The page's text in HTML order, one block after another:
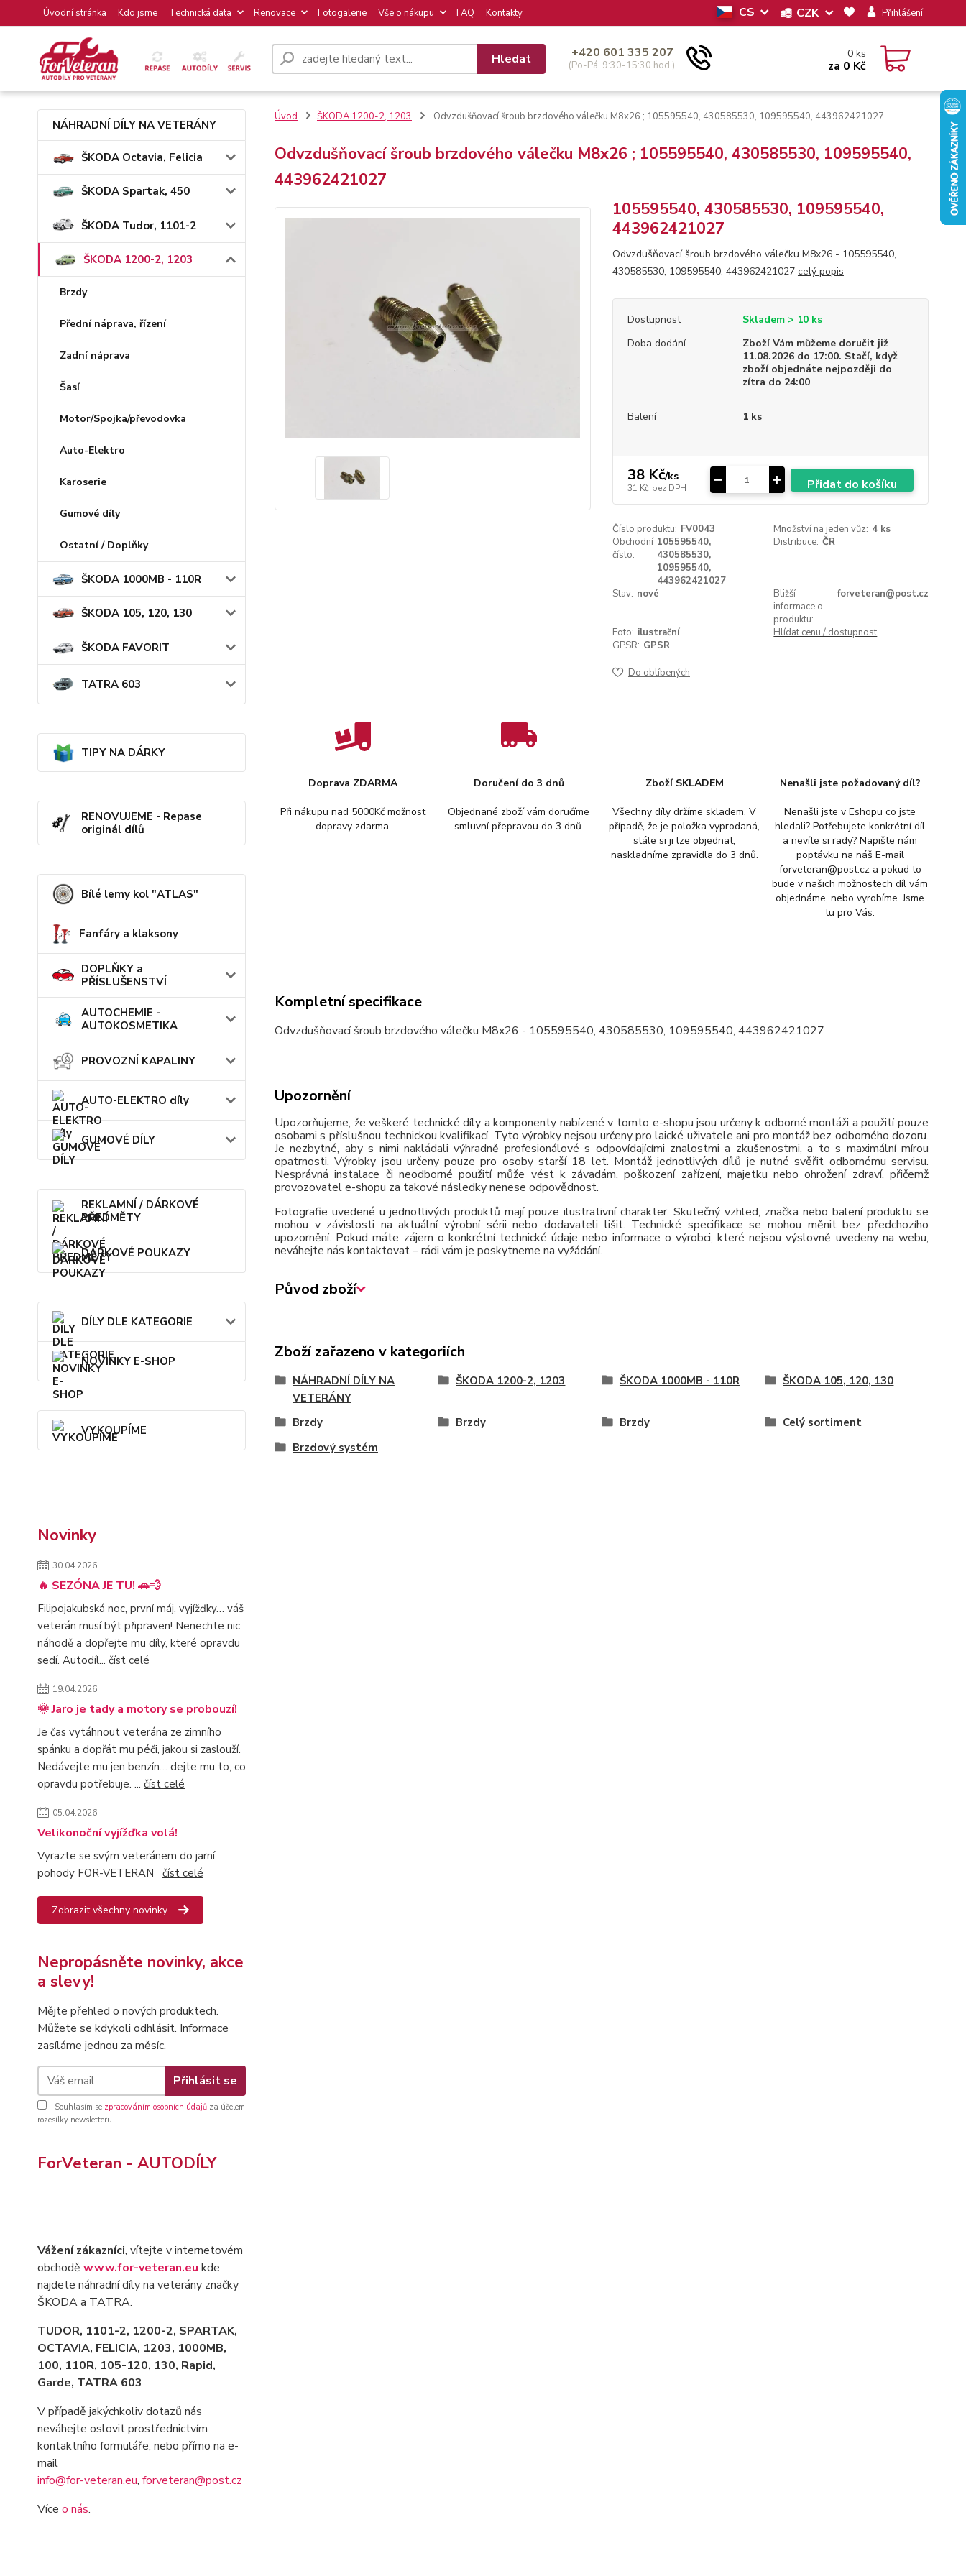
Úvodní stránka Kdo jsme Technická data Renovace Fotogalerie Vše o nákupu FAQ Kontakty CS CZK Přihlášení
Hledat +420 601 335 207
(Po-Pá, 9:30-15:30 hod.)
0 ks
za 0 Kč
NÁHRADNÍ DÍLY NA VETERÁNY
ŠKODA Octavia, Felicia
ŠKODA Spartak, 450
ŠKODA Tudor, 1101-2
ŠKODA 1200-2, 1203
Brzdy
Přední náprava, řízení
Zadní náprava
Šasí
Motor/Spojka/převodovka
Auto-Elektro
Karoserie
Gumové díly
Ostatní / Doplňky
ŠKODA 1000MB - 110R
ŠKODA 105, 120, 130
ŠKODA FAVORIT
TATRA 603
TIPY NA DÁRKY
RENOVUJEME - Repase
originál dílů
Bílé lemy kol "ATLAS"
Fanfáry a klaksony
DOPLŇKY a
PŘÍSLUŠENSTVÍ
AUTOCHEMIE -
AUTOKOSMETIKA
PROVOZNÍ KAPALINY
AUTO-ELEKTRO díly
GUMOVÉ DÍLY
REKLAMNÍ / DÁRKOVÉ
PŘEDMĚTY
DÁRKOVÉ POUKAZY
DÍLY DLE KATEGORIE
NOVINKY E-SHOP
VYKOUPÍME
Novinky
30.04.2026
🔥 SEZÓNA JE TU! 🚗💨
Filipojakubská noc, první máj, vyjížďky… váš
veterán musí být připraven! Nenechte nic
náhodě a dopřejte mu díly, které opravdu
sedí. Autodíl... číst celé
19.04.2026
🌞 Jaro je tady a motory se probouzí!
Je čas vytáhnout veterána ze zimního
spánku a dopřát mu péči, jakou si zaslouží.
Nedávejte mu jen benzín… dejte mu to, co
opravdu potřebuje. ... číst celé
05.04.2026
Velikonoční vyjížďka volá!
Vyrazte se svým veteránem do jarní
pohody FOR-VETERAN číst celé
Zobrazit všechny novinky
Nepropásněte novinky, akce
a slevy!
Mějte přehled o nových produktech.
Můžete se kdykoli odhlásit. Informace
zasíláme jednou za měsíc.
Přihlásit se
Souhlasím se zpracováním osobních údajů za účelem
rozesílky newsletteru.
ForVeteran - AUTODÍLY
Vážení zákazníci, vítejte v internetovém
obchodě www.for-veteran.eu kde
najdete náhradní díly na veterány značky
ŠKODA a TATRA.
TUDOR, 1101-2, 1200-2, SPARTAK,
OCTAVIA, FELICIA, 1203, 1000MB,
100, 110R, 105-120, 130, Rapid,
Garde, TATRA 603
V případě jakýchkoliv dotazů nás
neváhejte oslovit prostřednictvím
kontaktního formuláře, nebo přímo na e-
mail
info@for-veteran.eu, forveteran@post.cz
Více o nás.
Úvod ŠKODA 1200-2, 1203 Odvzdušňovací šroub brzdového válečku M8x26 ; 105595540, 430585530, 109595540, 443962421027
Odvzdušňovací šroub brzdového válečku M8x26 ; 105595540, 430585530, 109595540,
443962421027
105595540, 430585530, 109595540,
443962421027
Odvzdušňovací šroub brzdového válečku M8x26 - 105595540,
430585530, 109595540, 443962421027 celý popis
Dostupnost
Skladem > 10 ks
Doba dodání
Zboží Vám můžeme doručit již
11.08.2026 do 17:00. Stačí, když
zboží objednáte nejpozději do
zítra do 24:00
Balení 1 ks
38 Kč/ks
31 Kč bez DPH Přidat do košíku
Číslo produktu: FV0043 Množství na jeden vůz: 4 ks
Obchodní
číslo:
105595540,
430585530,
109595540,
443962421027
Distribuce: ČR
Stav: nové
Bližší
informace o
produktu:
forveteran@post.cz
Foto: ilustrační
Hlídat cenu / dostupnost
GPSR: GPSR
Do oblíbených
Doprava ZDARMA
Při nákupu nad 5000Kč možnost
dopravy zdarma.
Doručení do 3 dnů
Objednané zboží vám doručíme
smluvní přepravou do 3 dnů.
Zboží SKLADEM
Všechny díly držíme skladem. V
případě, že je položka vyprodaná,
stále si ji lze objednat,
naskladníme zpravidla do 3 dnů.
Nenašli jste požadovaný díl?
Nenašli jste v Eshopu co jste
hledali? Potřebujete konkrétní díl
a nevíte si rady? Napište nám
poptávku na náš E-mail
forveteran@post.cz a pokud to
bude v našich možnostech díl vám
objednáme, nebo vyrobíme. Jsme
tu pro Vás.
Kompletní specifikace
Odvzdušňovací šroub brzdového válečku M8x26 - 105595540, 430585530, 109595540, 443962421027
Upozornění
Upozorňujeme, že veškeré technické díly a komponenty nabízené v tomto e-shopu jsou určeny k odborné montáži a použití pouze
osobami s příslušnou technickou kvalifikací. Tyto výrobky nejsou určeny pro laické uživatele ani pro montáž bez odborného dozoru.
Je nezbytné, aby s nimi nakládali výhradně profesionálové s odpovídajícími znalostmi a zkušenostmi, a to s maximální mírou
opatrnosti. Výrobky jsou určeny pouze pro osoby starší 18 let. Montáž jednotlivých dílů je nutné svěřit odbornému servisu.
Nesprávná instalace či neodborné použití může vést k závadám, poškození zařízení, majetku nebo ohrožení zdraví, přičemž
provozovatel e-shopu za takové následky nenese odpovědnost.
Fotografie uvedené u jednotlivých produktů mají pouze ilustrativní charakter. Skutečný vzhled, značka nebo balení produktu se
mohou v závislosti na aktuální výrobní sérii nebo dodavateli lišit. Technické specifikace se mohou měnit bez předchozího
upozornění. Pokud máte zájem o konkrétní technické údaje nebo informace o výrobci, které nejsou výslovně uvedeny na webu,
neváhejte nás kontaktovat – rádi vám je poskytneme na vyžádání.
Původ zboží
Zboží zařazeno v kategoriích
NÁHRADNÍ DÍLY NA
VETERÁNY
ŠKODA 1200-2, 1203 ŠKODA 1000MB - 110R ŠKODA 105, 120, 130
Brzdy Brzdy Brzdy
Celý sortiment
Brzdový systém